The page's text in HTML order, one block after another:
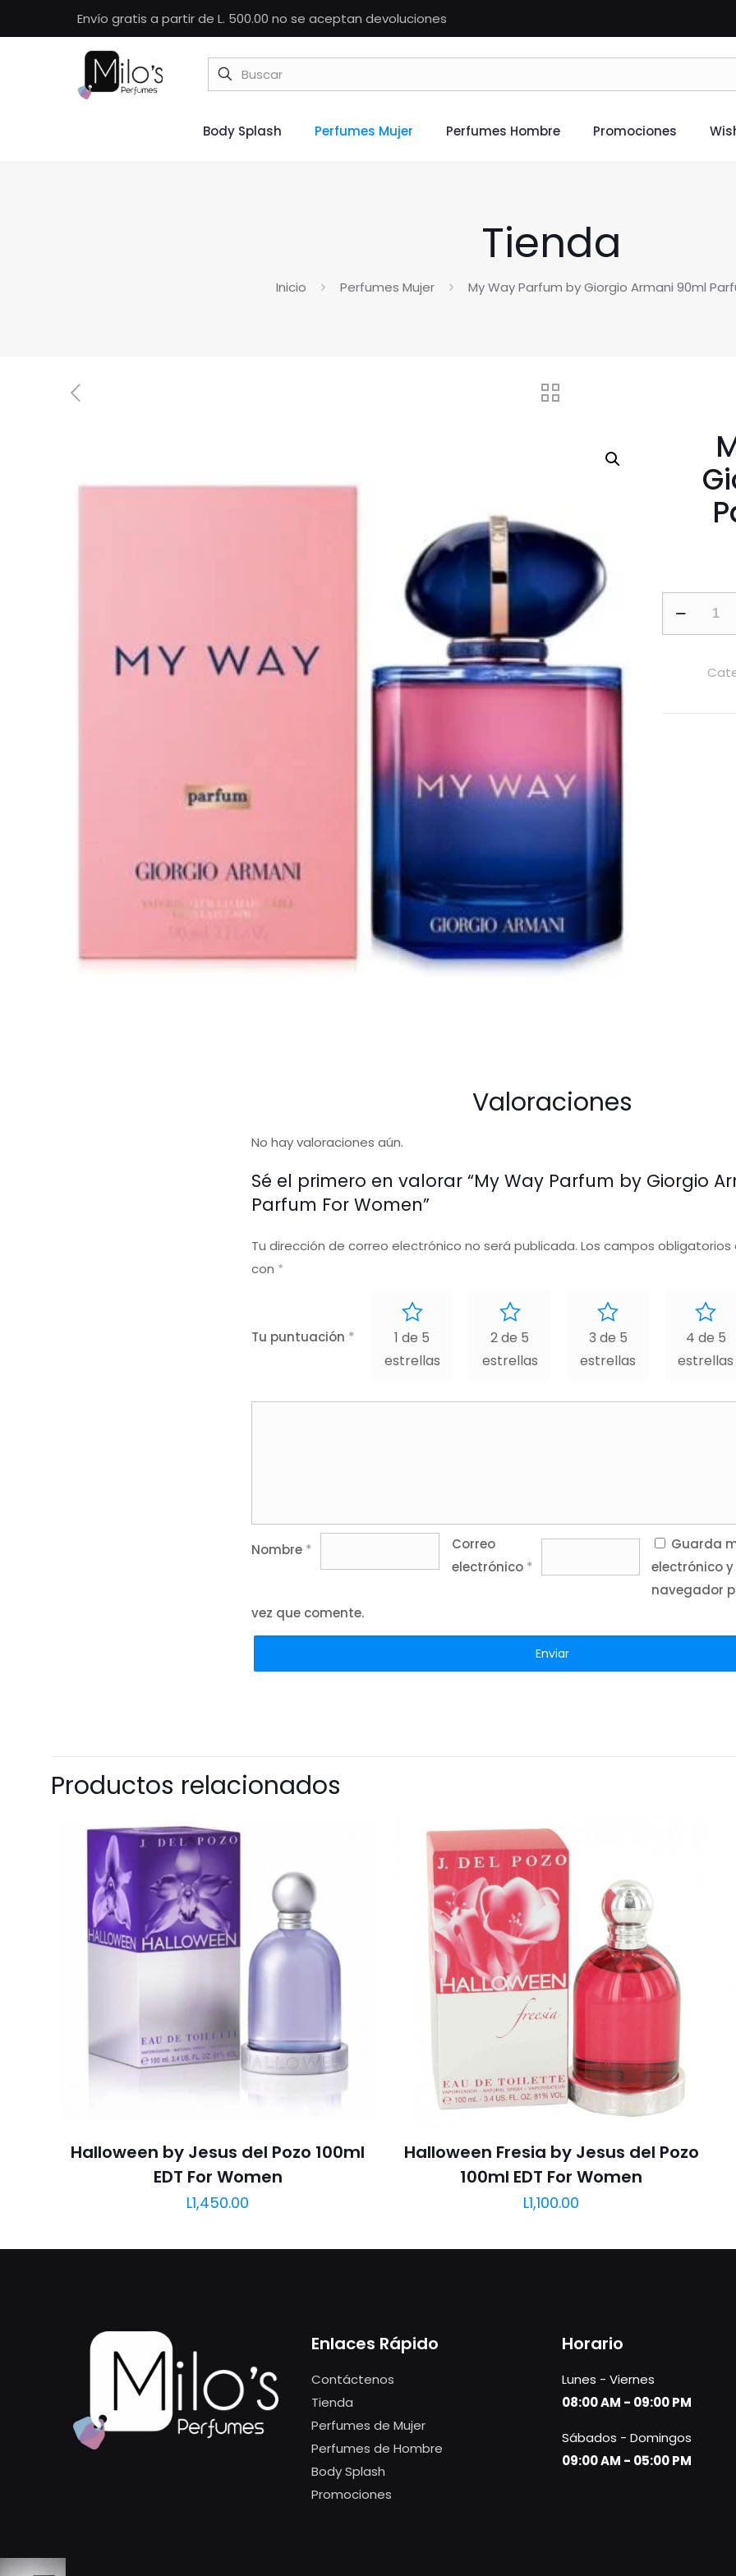
Envío gratis a partir de L. 500.00 no se aceptan devoluciones
Body Splash Perfumes Mujer Perfumes Hombre Promociones
Tienda
Inicio Perfumes Mujer My Way Parfum by Giorgio Armani 90ml
Valoraciones
No hay valoraciones aún.
Sé el primero en valorar “My Way Parfum by Giorgio
Parfum For Women”
Tu dirección de correo electrónico no será publicada. Los campos
con *
Tu puntuación *
1 de 5
estrellas
2 de 5
estrellas
3 de 5
estrellas
4 de 5
estrellas
Nombre *
Correo
electrónico *
Guarda
electrónico
navegador
vez que comente.
Productos relacionados
Halloween by Jesus del Pozo 100ml
EDT For Women
L1,450.00
Halloween Fresia by Jesus del Pozo
100ml EDT For Women
L1,100.00
Enlaces Rápido
Contáctenos
Tienda
Perfumes de Mujer
Perfumes de Hombre
Body Splash
Promociones
Horario
Lunes - Viernes
08:00 AM - 09:00 PM
Sábados - Domingos
09:00 AM - 05:00 PM